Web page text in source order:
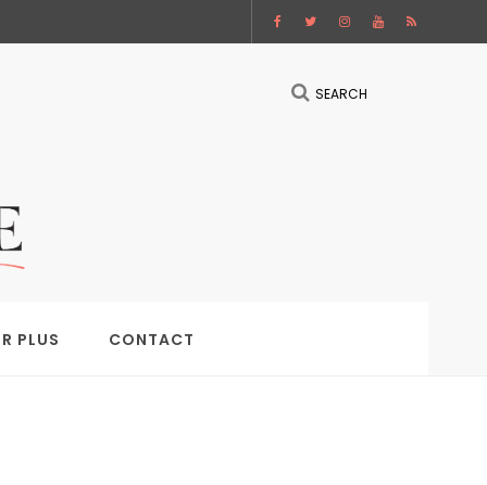
SEARCH
PLUS CONTACT